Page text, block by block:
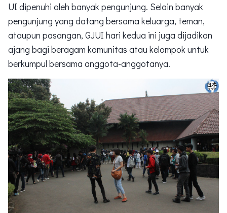
UI dipenuhi oleh banyak pengunjung. Selain banyak
pengunjung yang datang bersama keluarga, teman,
ataupun pasangan, GJUI hari kedua ini juga dijadikan
ajang bagi beragam komunitas atau kelompok untuk
berkumpul bersama anggota-anggotanya.